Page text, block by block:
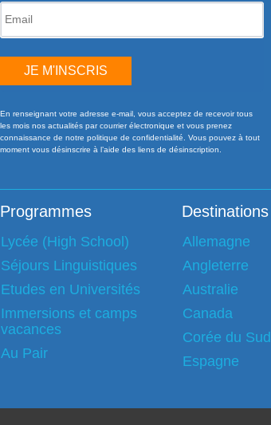
JE M'INSCRIS
En renseignant votre adresse e-mail, vous acceptez de recevoir tous
les mois nos actualités par courrier électronique et vous prenez
connaissance de notre politique de confidentialité. Vous pouvez à tout
moment vous désinscrire à l’aide des liens de désinscription.
Programmes
Lycée (High School)
Séjours Linguistiques
Etudes en Universités
Immersions et camps
vacances
Au Pair
Destinations
Allemagne
Angleterre
Australie
Canada
Corée du Sud
Espagne